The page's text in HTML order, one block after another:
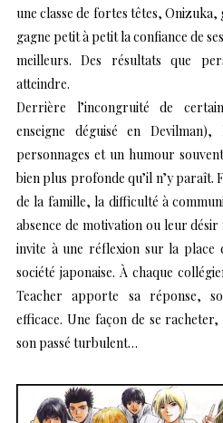
une classe de fortes têtes, Onizuka,
gagne petit à petit la confiance de
meilleurs. Des résultats que
atteindre.
Derrière l’incongruité de
enseigne déguisé en Devilman),
personnages et un humour
bien plus profonde qu’il n’y paraît.
de la famille, la difficulté à
absence de motivation ou leur
invite à une réflexion sur la place
société japonaise. À chaque
Teacher apporte sa réponse,
efficace. Une façon de se
son passé turbulent…